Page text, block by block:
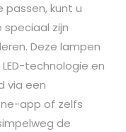
passen, kunt u
speciaal zijn
Deze lampen
technologie en
via een
app of zelfs
de